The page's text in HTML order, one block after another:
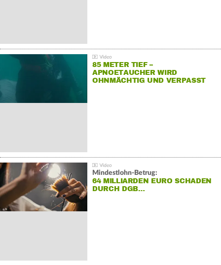
85 METER TIEF –
APNOETAUCHER WIRD
OHNMÄCHTIG UND VERPASST
Mindestlohn-Betrug:
64 MILLIARDEN EURO SCHADEN
DURCH DGB…